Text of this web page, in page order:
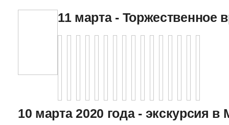
11 марта - Торжественное
10 марта 2020 года - экскурсия в